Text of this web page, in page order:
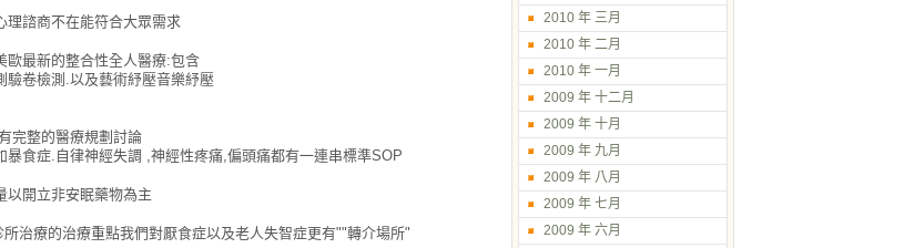
理諮商不在能符合大眾需求
歐最新的整合性全人醫療:包含
驗卷檢測.以及藝術紓壓音樂紓壓
完整的醫療規劃討論
暴食症.自律神經失調 ,神經性疼痛,偏頭痛都有一連串標準SOP
以開立非安眠藥物為主
治療的治療重點我們對厭食症以及老人失智症更有""轉介場所"
2010 年 三月
2010 年 二月
2010 年 一月
2009 年 十二月
2009 年 十月
2009 年 九月
2009 年 八月
2009 年 七月
2009 年 六月